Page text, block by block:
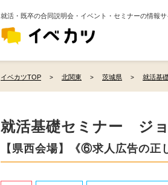
就活・既卒の合同説明会・イベント・セミナーの情報サ
イベカツTOP 北関東 茨城県 就活基
就活基礎セミナー ジ
【県西会場】《⑥求人広告の正